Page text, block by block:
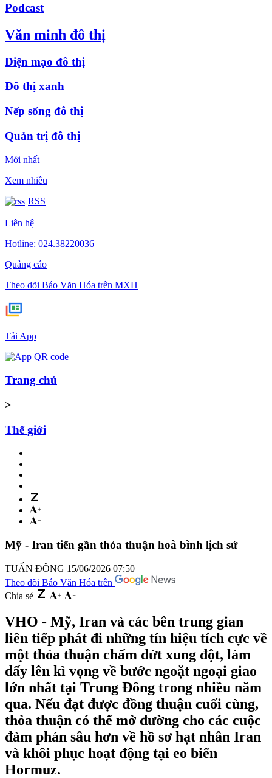
Podcast
Văn minh đô thị
Diện mạo đô thị
Đô thị xanh
Nếp sống đô thị
Quản trị đô thị
Mới nhất
Xem nhiều
RSS
Liên hệ
Hotline: 024.38220036
Quảng cáo
Theo dõi Báo Văn Hóa trên MXH
Tải App
Trang chủ
>
Thế giới
Mỹ - Iran tiến gần thỏa thuận hoà bình lịch sử
TUẤN ĐÔNG 15/06/2026 07:50
Theo dõi Báo Văn Hóa trên
Chia sẻ
VHO - Mỹ, Iran và các bên trung gian
liên tiếp phát đi những tín hiệu tích cực về
một thỏa thuận chấm dứt xung đột, làm
dấy lên kì vọng về bước ngoặt ngoại giao
lớn nhất tại Trung Đông trong nhiều năm
qua. Nếu đạt được đồng thuận cuối cùng,
thỏa thuận có thể mở đường cho các cuộc
đàm phán sâu hơn về hồ sơ hạt nhân Iran
và khôi phục hoạt động tại eo biển
Hormuz.